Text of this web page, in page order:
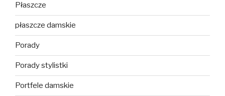
Płaszcze
płaszcze damskie
Porady
Porady stylistki
Portfele damskie